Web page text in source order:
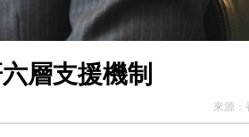
層支援機制
來源：